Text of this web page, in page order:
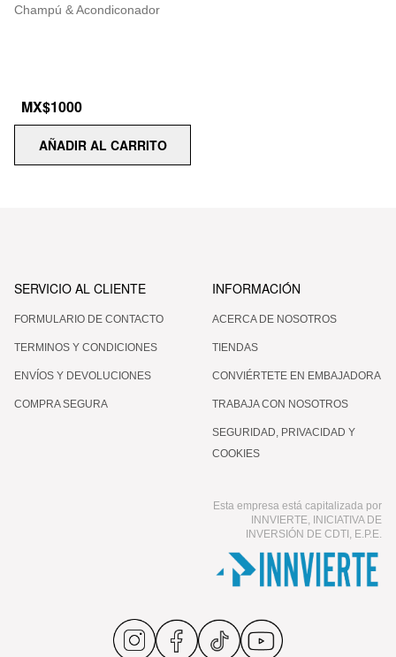
Champú & Acondiconador
MX$1000
AÑADIR AL CARRITO
SERVICIO AL CLIENTE
FORMULARIO DE CONTACTO
TERMINOS Y CONDICIONES
ENVÍOS Y DEVOLUCIONES
COMPRA SEGURA
INFORMACIÓN
ACERCA DE NOSOTROS
TIENDAS
CONVIÉRTETE EN EMBAJADORA
TRABAJA CON NOSOTROS
SEGURIDAD, PRIVACIDAD Y
COOKIES
Esta empresa está capitalizada por
INNVIERTE, INICIATIVA DE
INVERSIÓN DE CDTI, E.P.E.